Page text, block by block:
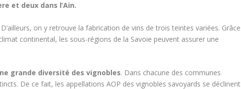
et deux dans l’Ain.
on y retrouve la fabrication de vins de trois teintes variées. Grâce
continental, les sous-régions de la Savoie peuvent assurer une
grande diversité des vignobles. Dans chacune des communes
De ce fait, les appellations AOP des vignobles savoyards se déclinent